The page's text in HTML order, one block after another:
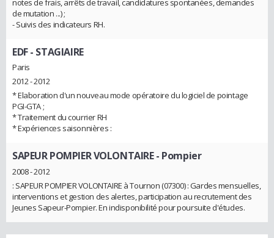
notes de frais, arrêts de travail, candidatures spontanées, demandes
de mutation ...) ;
- Suivis des indicateurs RH.
EDF- STAGIAIRE
Paris
2012 - 2012
* Elaboration d'un nouveau mode opératoire du logiciel de pointage
PGI-GTA ;
* Traitement du courrier RH
* Expériences saisonnières :
SAPEUR POMPIER VOLONTAIRE- Pompier
2008 - 2012
: SAPEUR POMPIER VOLONTAIRE à Tournon (07300) : Gardes mensuelles,
interventions et gestion des alertes, participation au recrutement des
Jeunes Sapeur-Pompier. En indisponibilité pour poursuite d'études.